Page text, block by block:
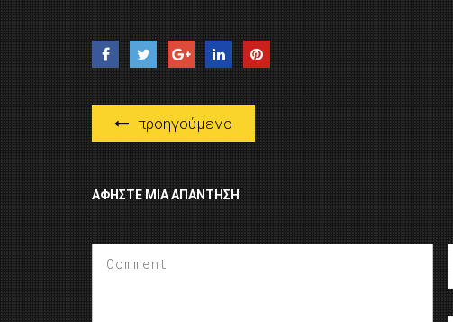
προηγούμενο
ΑΦΉΣΤΕ ΜΙΑ ΑΠΆΝΤΗΣΗ